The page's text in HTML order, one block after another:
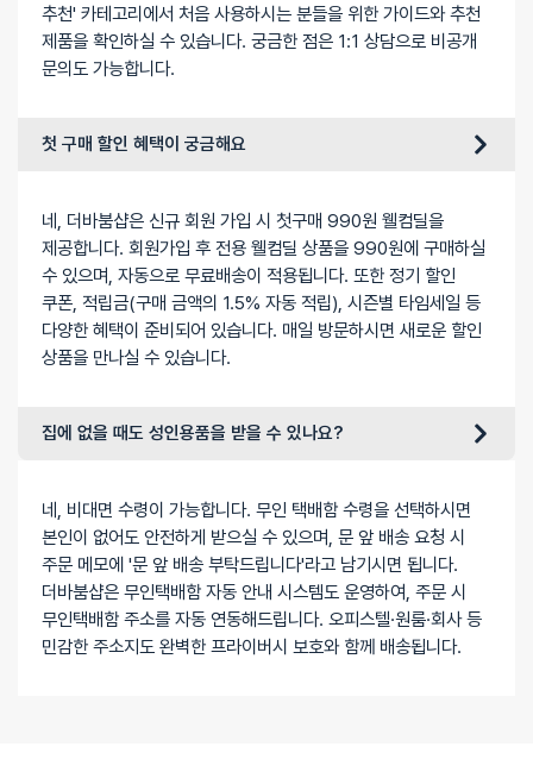
추천' 카테고리에서 처음 사용하시는 분들을 위한 가이드와 추천
제품을 확인하실 수 있습니다. 궁금한 점은 1:1 상담으로 비공개
문의도 가능합니다.
첫 구매 할인 혜택이 궁금해요
네, 더바붐샵은 신규 회원 가입 시 첫구매 990원 웰컴딜을
제공합니다. 회원가입 후 전용 웰컴딜 상품을 990원에 구매하실
수 있으며, 자동으로 무료배송이 적용됩니다. 또한 정기 할인
쿠폰, 적립금(구매 금액의 1.5% 자동 적립), 시즌별 타임세일 등
다양한 혜택이 준비되어 있습니다. 매일 방문하시면 새로운 할인
상품을 만나실 수 있습니다.
집에 없을 때도 성인용품을 받을 수 있나요?
네, 비대면 수령이 가능합니다. 무인 택배함 수령을 선택하시면
본인이 없어도 안전하게 받으실 수 있으며, 문 앞 배송 요청 시
주문 메모에 '문 앞 배송 부탁드립니다'라고 남기시면 됩니다.
더바붐샵은 무인택배함 자동 안내 시스템도 운영하여, 주문 시
무인택배함 주소를 자동 연동해드립니다. 오피스텔·원룸·회사 등
민감한 주소지도 완벽한 프라이버시 보호와 함께 배송됩니다.